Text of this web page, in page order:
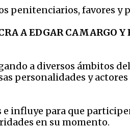
penitenciarios, favores y
A EDGAR CAMARGO
a diversos ámbitos
personalidades y
influye para que
en su momento.